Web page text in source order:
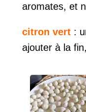
aromates, et
citron vert:
ajouter à la